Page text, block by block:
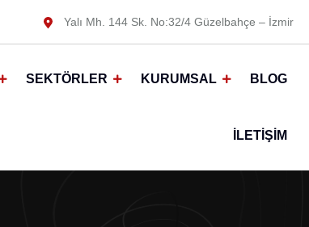
Yalı Mh. 144 Sk. No:32/4 Güzelbahçe – İzmir
SEKTÖRLER KURUMSAL BLOG
İLETIŞIM